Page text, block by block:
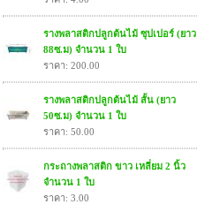
รางพลาสติกปลูกต้นไม้ ซุปเปอร์ (ยาว
88ซ.ม) จำนวน 1 ใบ
ราคา: 200.00
รางพลาสติกปลูกต้นไม้ สั้น (ยาว
50ซ.ม) จำนวน 1 ใบ
ราคา: 50.00
กระถางพลาสติก ขาว เหลี่ยม 2 นิ้ว
จำนวน 1 ใบ
ราคา: 3.00